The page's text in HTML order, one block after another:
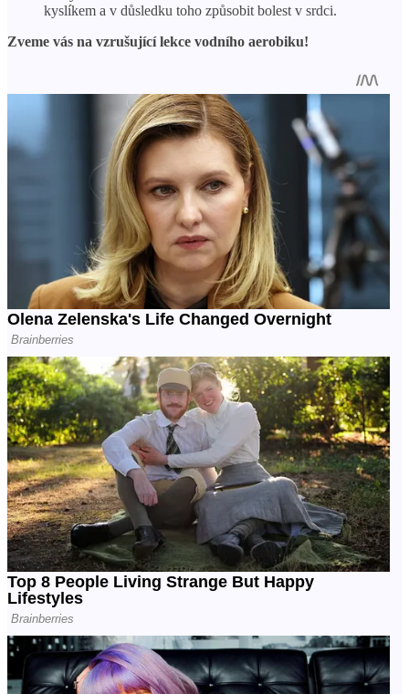
kyslíkem a v důsledku toho způsobit bolest v srdci.
Zveme vás na vzrušující lekce vodního aerobiku!